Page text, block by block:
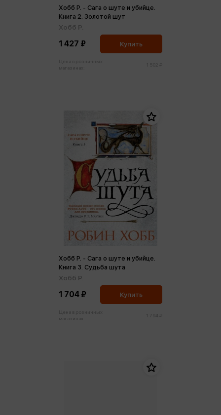
Хобб Р. - Сага о шуте и убийце.
Книга 2. Золотой шут
Хобб Р.
1 427 ₽ Купить
Хобб Р. - Сага о шуте и убийце.
Книга 3. Судьба шута
Хобб Р.
1 704 ₽ Купить